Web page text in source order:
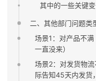
其中的一些关键变
二、其他部门问题类
场景1：对产品不
一直没来）
场景2：对发货物
际告知45天内发货